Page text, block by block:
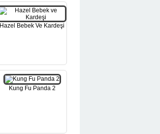
Hazel Bebek Ve Kardeşi
Kung Fu Panda 2